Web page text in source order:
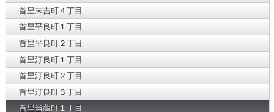
首里末吉町４丁目
首里平良町１丁目
首里平良町２丁目
首里汀良町１丁目
首里汀良町２丁目
首里汀良町３丁目
首里当蔵町１丁目